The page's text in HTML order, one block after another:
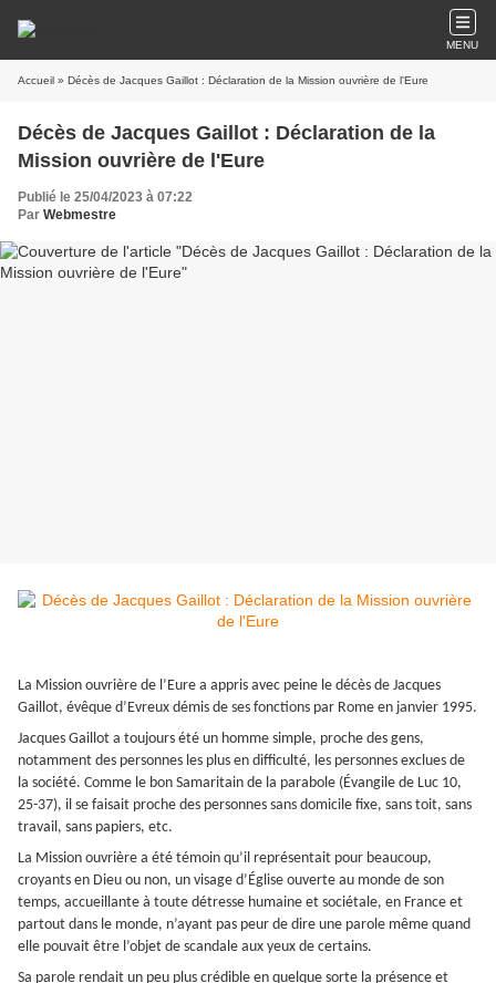
MENU
Accueil » Décès de Jacques Gaillot : Déclaration de la Mission ouvrière de l'Eure
Décès de Jacques Gaillot : Déclaration de la
Mission ouvrière de l'Eure
Publié le 25/04/2023 à 07:22
Par Webmestre
La Mission ouvrière de l’Eure a appris avec peine le décès de Jacques
Gaillot, évêque d’Evreux démis de ses fonctions par Rome en janvier 1995.
Jacques Gaillot a toujours été un homme simple, proche des gens,
notamment des personnes les plus en difficulté, les personnes exclues de
la société. Comme le bon Samaritain de la parabole (Évangile de Luc 10,
25-37), il se faisait proche des personnes sans domicile fixe, sans toit, sans
travail, sans papiers, etc.
La Mission ouvrière a été témoin qu’il représentait pour beaucoup,
croyants en Dieu ou non, un visage d’Église ouverte au monde de son
temps, accueillante à toute détresse humaine et sociétale, en France et
partout dans le monde, n’ayant pas peur de dire une parole même quand
elle pouvait être l’objet de scandale aux yeux de certains.
Sa parole rendait un peu plus crédible en quelque sorte la présence et